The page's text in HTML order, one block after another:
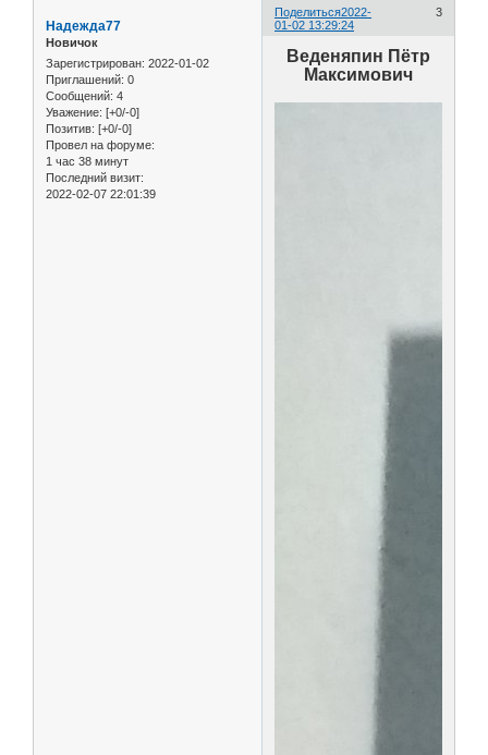
Поделиться 3
2022-
01-02 13:29:24
Надежда77
Новичок
Зарегистрирован: 2022-01-02
Приглашений: 0
Сообщений: 4
Уважение: [+0/-0]
Позитив: [+0/-0]
Провел на форуме:
1 час 38 минут
Последний визит:
2022-02-07 22:01:39
Веденяпин Пётр
Максимович